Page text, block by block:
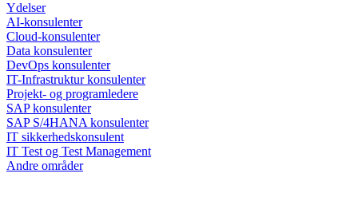
Ydelser
AI-konsulenter
Cloud-konsulenter
Data konsulenter
DevOps konsulenter
IT-Infrastruktur konsulenter
Projekt- og programledere
SAP konsulenter
SAP S/4HANA konsulenter
IT sikkerhedskonsulent
IT Test og Test Management
Andre områder